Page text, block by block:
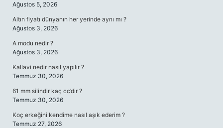
Ağustos 5, 2026
Altın fiyatı dünyanın her yerinde aynı mı ?
Ağustos 3, 2026
A modu nedir ?
Ağustos 3, 2026
Kallavi nedir nasıl yapılır ?
Temmuz 30, 2026
61 mm silindir kaç cc’dir ?
Temmuz 30, 2026
Koç erkeğini kendime nasıl aşık ederim ?
Temmuz 27, 2026